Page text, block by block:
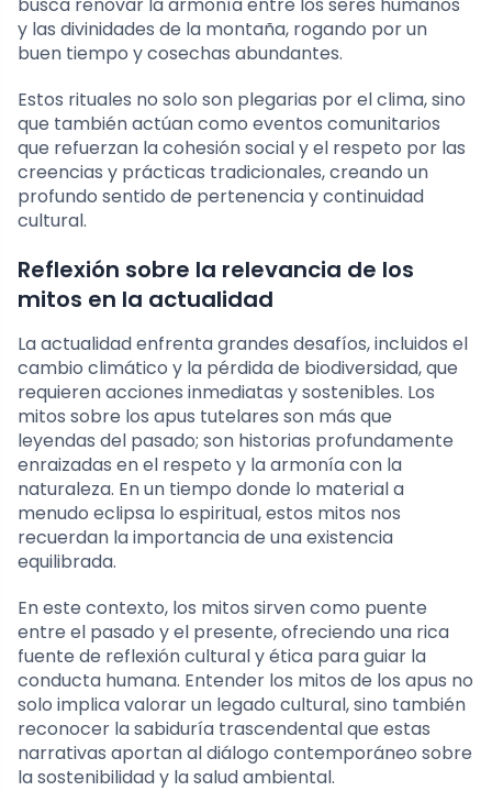
y las divinidades de la montaña, rogando por un
buen tiempo y cosechas abundantes.
Estos rituales no solo son plegarias por el clima, sino
que también actúan como eventos comunitarios
que refuerzan la cohesión social y el respeto por las
creencias y prácticas tradicionales, creando un
profundo sentido de pertenencia y continuidad
cultural.
Reflexión sobre la relevancia de los
mitos en la actualidad
La actualidad enfrenta grandes desafíos, incluidos el
cambio climático y la pérdida de biodiversidad, que
requieren acciones inmediatas y sostenibles. Los
mitos sobre los apus tutelares son más que
leyendas del pasado; son historias profundamente
enraizadas en el respeto y la armonía con la
naturaleza. En un tiempo donde lo material a
menudo eclipsa lo espiritual, estos mitos nos
recuerdan la importancia de una existencia
equilibrada.
En este contexto, los mitos sirven como puente
entre el pasado y el presente, ofreciendo una rica
fuente de reflexión cultural y ética para guiar la
conducta humana. Entender los mitos de los apus no
solo implica valorar un legado cultural, sino también
reconocer la sabiduría trascendental que estas
narrativas aportan al diálogo contemporáneo sobre
la sostenibilidad y la salud ambiental.